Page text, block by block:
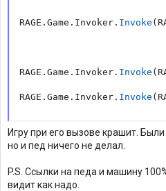
RAGE . Game . Invoker . Invoke (
RAGE . Game . Invoker . Invoke (
RAGE . Game . Invoker . Invoke (
Игру при его вызове крашит.
но и пед ничего не делал.
P.S. Ссылки на педа и машину
видит как надо.